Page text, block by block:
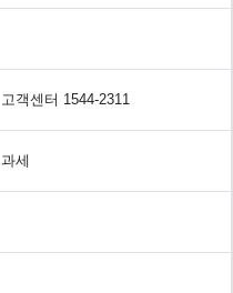
고객센터 1544-2311
과세